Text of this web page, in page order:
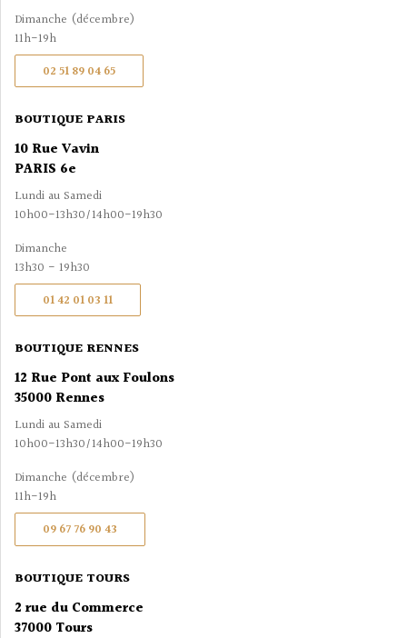
Dimanche (décembre)
11h-19h
02 51 89 04 65
BOUTIQUE PARIS
10 Rue Vavin
PARIS 6e
Lundi au Samedi
10h00-13h30/14h00-19h30
Dimanche
13h30 - 19h30
01 42 01 03 11
BOUTIQUE RENNES
12 Rue Pont aux Foulons
35000 Rennes
Lundi au Samedi
10h00-13h30/14h00-19h30
Dimanche (décembre)
11h-19h
09 67 76 90 43
BOUTIQUE TOURS
2 rue du Commerce
37000 Tours